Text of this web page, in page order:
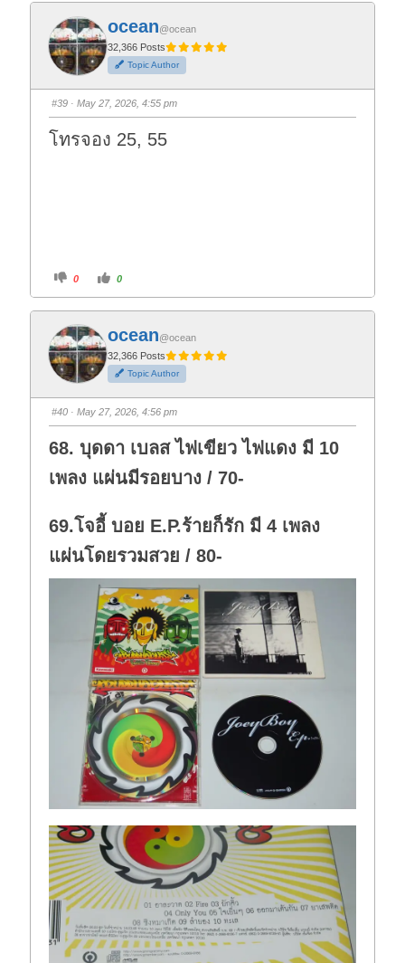
k
f
o
r
t
h
u
m
d
o
n
.
k
o
r
t
h
u
m
u
p
ocean@ocean
32,366 Posts
Topic Author
#39 · May 27, 2026, 4:55 pm
โทรจอง 25, 55
C
i
k
f
o
r
t
h
u
m
d
o
n
.
0
C
i
k
o
r
t
h
u
m
u
p
0
ocean@ocean
32,366 Posts
Topic Author
#40 · May 27, 2026, 4:56 pm
68. บุดดา เบลส ไฟเขียว ไฟแดง มี 10
เพลง แผ่นมีรอยบาง / 70-
69.โจอี้ บอย E.P.ร้ายก็รัก มี 4 เพลง
แผ่นโดยรวมสวย / 80-